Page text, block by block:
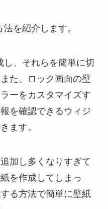
を紹介します。
、それらを簡単に切
た、ロック画面の壁
ーをカスタマイズす
を確認できるウィジ
ます。
加し多くなりすぎて
を作成してしまっ
る方法で簡単に壁紙